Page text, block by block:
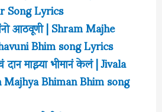
Lyrics
आठवूणी | Shram Majhe
Bhim song Lyrics
दान माझ्या भीमानं केलं | Jivala
Bhiman Bhim song